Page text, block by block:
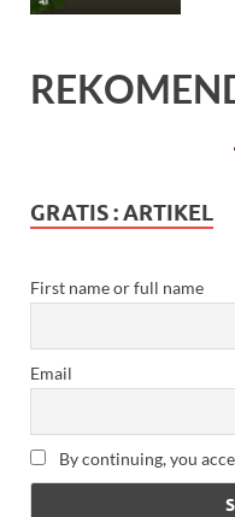
GRATIS : ARTIKEL
First name or full name
Email
By continuing, you